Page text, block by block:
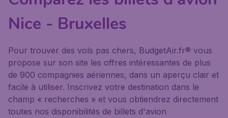
Nice - Bruxelles
Pour trouver des vols pas chers, BudgetAir.fr® vous
propose sur son site les offres intéressantes de plus
de 900 compagnies aériennes, dans un aperçu clair et
facile à utiliser. Inscrivez votre destination dans le
champ « recherches » et vous obtiendrez directement
toutes nos disponibilités de billets d'avion